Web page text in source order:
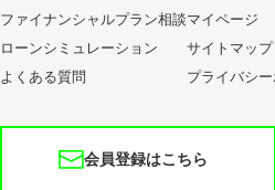
ファイナンシャルプラン相談
ローンシミュレーション
よくある質問
マイページ
サイトマップ
プライバシ
会員登録はこちら